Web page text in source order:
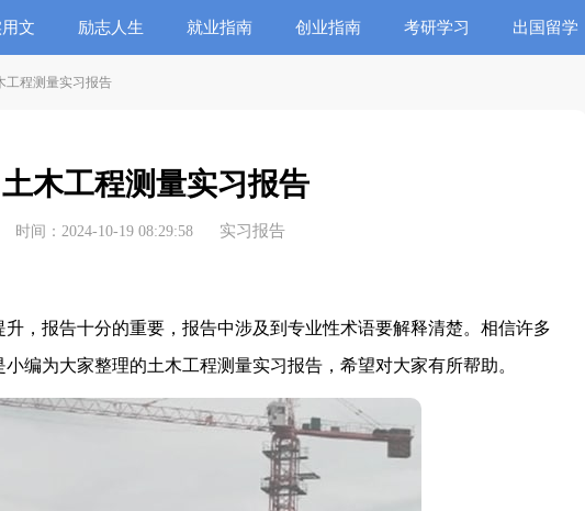
文 励志人生 就业指南 创业指南 考研学习 出国留学
工程测量实习报告
土木工程测量实习报告
时间：2024-10-19 08:29:58 实习报告
报告十分的重要，报告中涉及到专业性术语要解释清楚。相信许多
编为大家整理的土木工程测量实习报告，希望对大家有所帮助。